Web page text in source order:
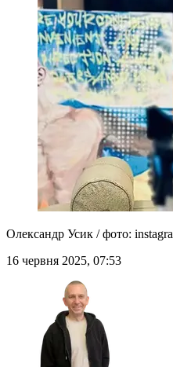
Олександр Усик / фото:
16 червня 2025, 07:53